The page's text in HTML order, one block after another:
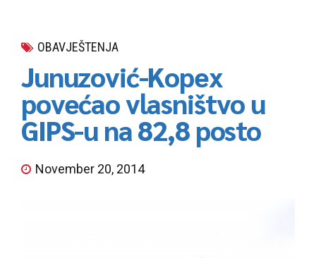
OBAVJEŠTENJA
Junuzović-Kopex
povećao vlasništvo u
GIPS-u na 82,8 posto
November 20, 2014